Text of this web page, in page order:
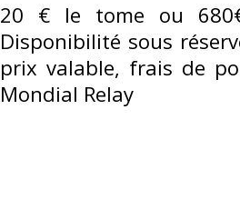
‎20 € le tome ou
Disponibilité sous
prix valable, frais de
Mondial Relay‎